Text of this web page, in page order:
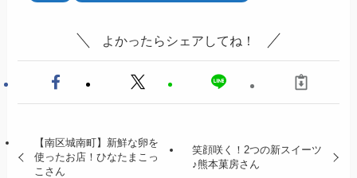
よかったらシェアしてね！
【南区城南町】新鮮な卵を
使ったお店！ひなたまこっ
こさん
笑顔咲く！2つの新スイーツ
♪熊本菓房さん